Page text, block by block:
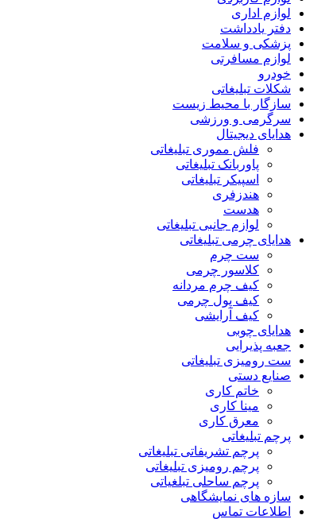
لوازم اداری
دفتر یادداشت
پزشکی و سلامت
لوازم مسافرتی
خودرو
شکلات تبلیغاتی
سازگار با محیط زیست
سرگرمی و ورزشی
هدایای دیجیتال
فلش مموری تبلیغاتی
پاوربانک تبلیغاتی
اسپیکر تبلیغاتی
هندزفری
هدست
لوازم جانبی تبلیغاتی
هدایای چرمی تبلیغاتی
ست چرم
کلاسور چرمی
کیف چرم مردانه
کیف پول چرمی
کیف آرایشی
هدایای چوبی
جعبه پذیرایی
ست رومیزی تبلیغاتی
صنایع دستی
خاتم کاری
مینا کاری
معرق کاری
پرچم تبلیغاتی
پرچم تشریفاتی تبلیغاتی
پرچم رومیزی تبلیغاتی
پرچم ساحلی تبلغیاتی
سازه های نمایشگاهی
اطلاعات تماس